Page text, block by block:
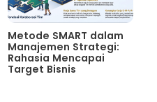
Metode SMART dalam
Manajemen Strategi:
Rahasia Mencapai
Target Bisnis